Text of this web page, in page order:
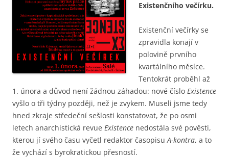
Existenčního večírku.
Existenční večírky se
zpravidla konají v
polovině prvního
kvartálního měsíce.
Tentokrát proběhl až
1. února a důvod není žádnou záhadou: nové číslo Existence
vyšlo o tři týdny později, než je zvykem. Museli jsme tedy
hned zkraje středeční sešlosti konstatovat, že po osmi
letech anarchistická revue Existence nedostála své pověsti,
kterou jí svého času vyčetl redaktor časopisuA-kontra, a to
že vychází s byrokratickou přesností.